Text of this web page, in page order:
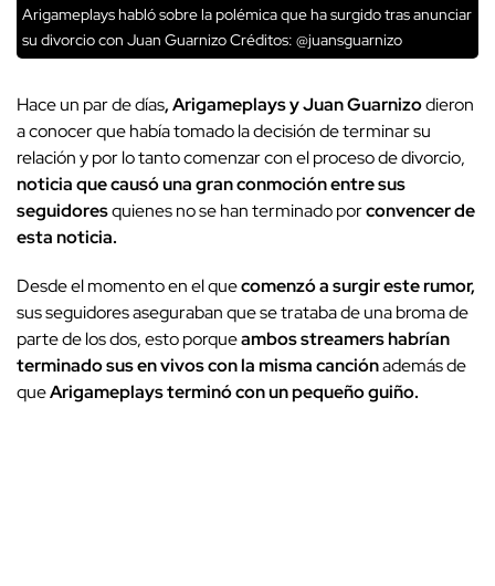
Arigameplays habló sobre la polémica que ha surgido tras anunciar
su divorcio con Juan GuarnizoCréditos: @juansguarnizo
Hace un par de días, Arigameplays y Juan Guarnizodieron
a conocer que había tomado la decisión de terminar su
relación y por lo tanto comenzar con el proceso de divorcio,
noticia que causó una gran conmoción entre sus
seguidoresquienes no se han terminado porconvencer de
esta noticia.
Desde el momento en el quecomenzó a surgir este rumor,
sus seguidores aseguraban que se trataba de una broma de
parte de los dos, esto porqueambos streamers habrían
terminado sus en vivos con la misma canciónademás de
queArigameplays terminó con un pequeño guiño.